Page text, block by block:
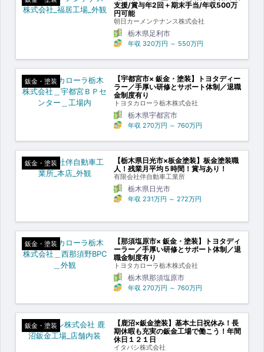
支援/賞与年2回＋期末手当/年収500万
円可能
朝日カーメンテナンス株式会社
栃木県足利市
年収 320万円 ～ 550万円
鈑金・塗装
【宇都宮市× 鈑金・塗装】トヨタディー
ラー／手厚い研修とサポート体制／退職
金制度有り
トヨタカローラ栃木株式会社
栃木県宇都宮市
年収 270万円 ～ 760万円
鈑金・塗装
【栃木県日光市×板金塗装】板金塗装職
人！残業月平均５時間！賞与あり！
有限会社伴自動車工業所
栃木県日光市
年収 231万円 ～ 272万円
鈑金・塗装
【那須塩原市× 鈑金・塗装】トヨタディ
ーラー／手厚い研修とサポート体制／退
職金制度有り
トヨタカローラ栃木株式会社
栃木県那須塩原市
年収 270万円 ～ 760万円
鈑金・塗装
【鹿沼×鈑金塗装】基本土日祝休み！長
期休暇も充実の鈑金工場で働こう！年間
休日１２１日
イタバシ株式会社